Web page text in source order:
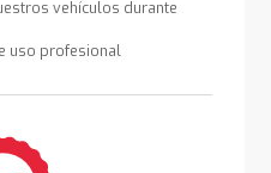
vehículos durante
uso profesional